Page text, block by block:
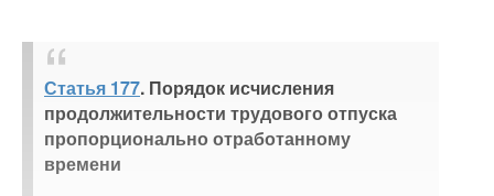
Статья 177. Порядок исчисления
продолжительности трудового отпуска
пропорционально отработанному
времени